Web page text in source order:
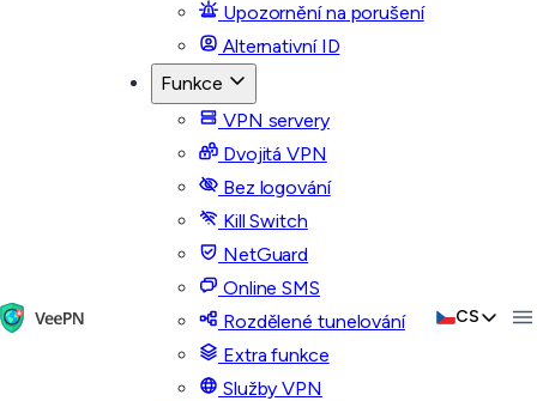
Upozornění na porušení
Alternativní ID
Funkce
VPN servery
Dvojitá VPN
Bez logování
Kill Switch
NetGuard
Online SMS
Rozdělené tunelování
Extra funkce
Služby VPN
CS